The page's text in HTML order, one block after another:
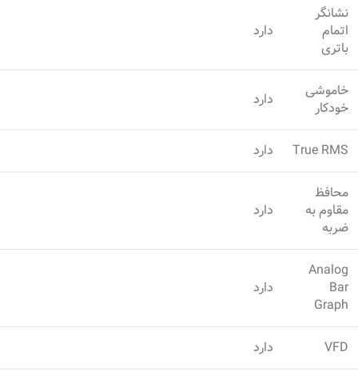
نشانگر
اتمام
باتری
دارد
خاموشی
خودکار
دارد
True RMS دارد
محافظ
مقاوم به
ضربه
دارد
Analog
Bar
Graph
دارد
VFD دارد